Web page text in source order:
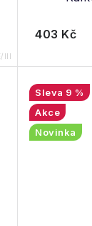
III
403 Kč
9 %
Akce
Novinka